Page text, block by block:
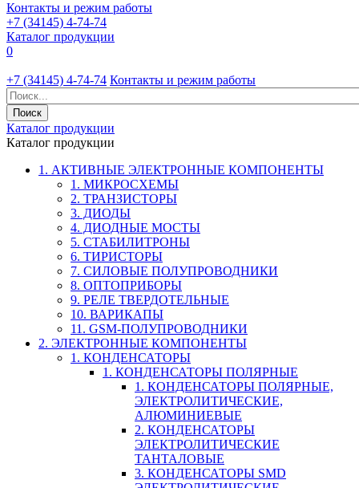
Контакты и режим работы
+7 (34145) 4-74-74
Каталог продукции
0
+7 (34145) 4-74-74 Контакты и режим работы
Каталог продукции
Каталог продукции
1. АКТИВНЫЕ ЭЛЕКТРОННЫЕ КОМПОНЕНТЫ
1. МИКРОСХЕМЫ
2. ТРАНЗИСТОРЫ
3. ДИОДЫ
4. ДИОДНЫЕ МОСТЫ
5. СТАБИЛИТРОНЫ
6. ТИРИСТОРЫ
7. СИЛОВЫЕ ПОЛУПРОВОДНИКИ
8. ОПТОПРИБОРЫ
9. РЕЛЕ ТВЕРДОТЕЛЬНЫЕ
10. ВАРИКАПЫ
11. GSM-ПОЛУПРОВОДНИКИ
2. ЭЛЕКТРОННЫЕ КОМПОНЕНТЫ
1. КОНДЕНСАТОРЫ
1. КОНДЕНСАТОРЫ ПОЛЯРНЫЕ
1. КОНДЕНСАТОРЫ ПОЛЯРНЫЕ,
ЭЛЕКТРОЛИТИЧЕСКИЕ,
АЛЮМИНИЕВЫЕ
2. КОНДЕНСАТОРЫ
ЭЛЕКТРОЛИТИЧЕСКИЕ
ТАНТАЛОВЫЕ
3. КОНДЕНСАТОРЫ SMD